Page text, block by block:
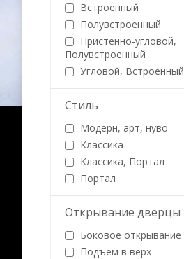
Встроенный
Полувстроенный
Пристенно-угловой,
Полувстроенный
Угловой, Встроенный
Стиль
Модерн, арт, нуво
Классика
Классика, Портал
Портал
Открывание дверцы
Боковое открывание
Подъем в верх